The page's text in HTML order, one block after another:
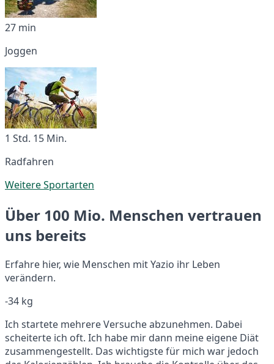
27 min
Joggen
1 Std. 15 Min.
Radfahren
Weitere Sportarten
Über 100 Mio. Menschen vertrauen
uns bereits
Erfahre hier, wie Menschen mit Yazio ihr Leben
verändern.
-34 kg
Ich startete mehrere Versuche abzunehmen. Dabei
scheiterte ich oft. Ich habe mir dann meine eigene Diät
zusammengestellt. Das wichtigste für mich war jedoch